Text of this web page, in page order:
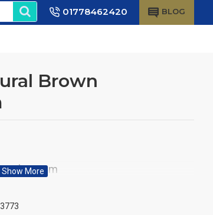
01778462420 BLOG
Brown
100gm